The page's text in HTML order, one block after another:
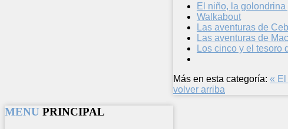
El niño, la golondrina
Walkabout
Las aventuras de
Las aventuras de
Los cinco y el tesoro
Más en esta categoría: « El
volver arriba
MENU PRINCIPAL